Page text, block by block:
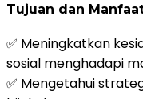
Tujuan dan
✅ Meningkatkan
sosial menghadapi
✅ Mengetahui